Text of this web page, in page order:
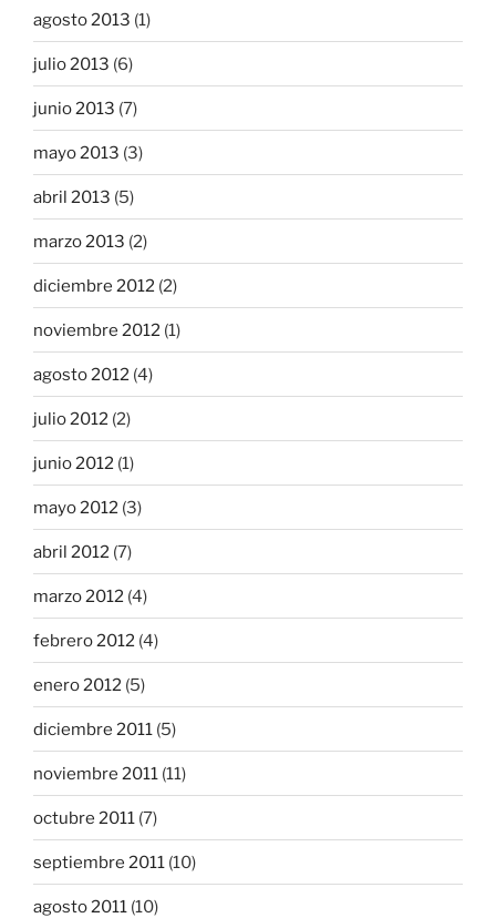
agosto 2013 (1)
julio 2013 (6)
junio 2013 (7)
mayo 2013 (3)
abril 2013 (5)
marzo 2013 (2)
diciembre 2012 (2)
noviembre 2012 (1)
agosto 2012 (4)
julio 2012 (2)
junio 2012 (1)
mayo 2012 (3)
abril 2012 (7)
marzo 2012 (4)
febrero 2012 (4)
enero 2012 (5)
diciembre 2011 (5)
noviembre 2011 (11)
octubre 2011 (7)
septiembre 2011 (10)
agosto 2011 (10)